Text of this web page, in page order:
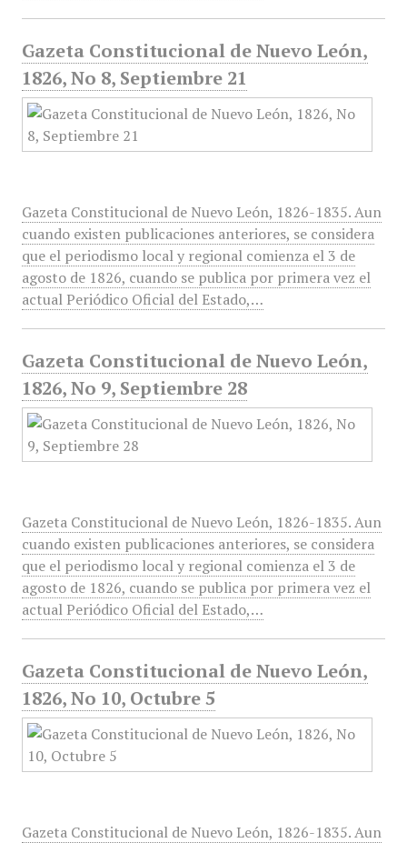
Gazeta Constitucional de Nuevo León,
1826, No 8, Septiembre 21
Gazeta Constitucional de Nuevo León, 1826-1835. Aun
cuando existen publicaciones anteriores, se considera
que el periodismo local y regional comienza el 3 de
agosto de 1826, cuando se publica por primera vez el
actual Periódico Oficial del Estado,…
Gazeta Constitucional de Nuevo León,
1826, No 9, Septiembre 28
Gazeta Constitucional de Nuevo León, 1826-1835. Aun
cuando existen publicaciones anteriores, se considera
que el periodismo local y regional comienza el 3 de
agosto de 1826, cuando se publica por primera vez el
actual Periódico Oficial del Estado,…
Gazeta Constitucional de Nuevo León,
1826, No 10, Octubre 5
Gazeta Constitucional de Nuevo León, 1826-1835. Aun